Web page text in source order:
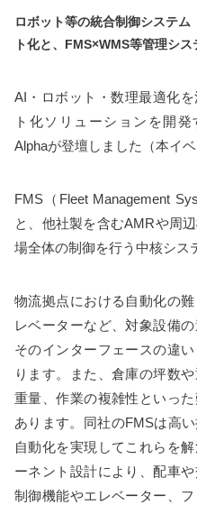
ロボット等の統合制御システム
ト化と、FMS×WMS等管理シス
AI・ロボット・数理最適化
ト化ソリューションを開
Alphaが登壇しました（本イベ
FMS（Fleet Management
と、他社製を含むAMRや周
場全体の制御を行う中核シス
物流拠点における自動化の
レベーターなど、対象設備
そのインターフェースの違
ります。また、倉庫の坪数
重量、作業の複雑性といっ
あります。同社のFMSは高
自動化を実現してこれらを
ーネント設計により、配車
制御機能やエレベーター、